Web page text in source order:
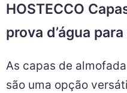
HOSTECCO
prova d’água
As capas de
são uma opção